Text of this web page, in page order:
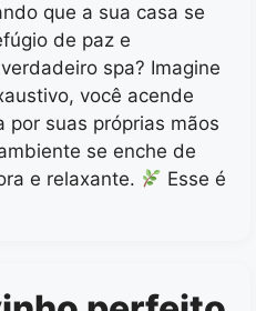
que a sua casa se
de paz e
spa? Imagine
você acende
por suas próprias mãos
se enche de
e relaxante.
Esse é